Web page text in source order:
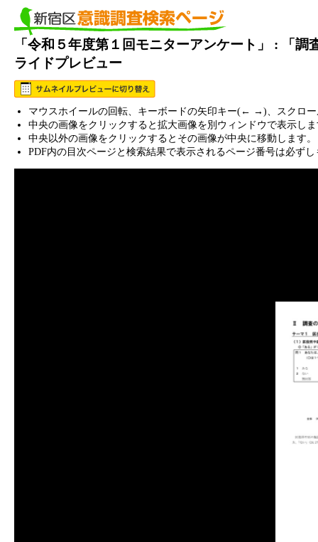
「令和５年度第１回モニターアンケート」 : 「
ライドプレビュー
マウスホイールの回転、キーボードの矢印キー(← →)、スクロ
中央の画像をクリックすると拡大画像を別ウィンドウで表示し
中央以外の画像をクリックするとその画像が中央に移動します。
PDF内の目次ページと検索結果で表示されるページ番号は必ず